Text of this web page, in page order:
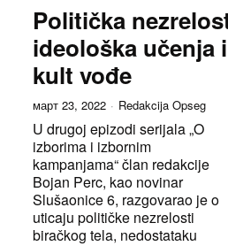
Politička
ideološka učenja i
kult vođe
март 23, 2022 Redakcija Opseg
U drugoj epizodi serijala „O
izborima i izbornim
kampanjama“ član redakcije
Bojan Perc, kao novinar
Slušaonice 6, razgovarao je o
uticaju političke nezrelosti
biračkog tela, nedostataku